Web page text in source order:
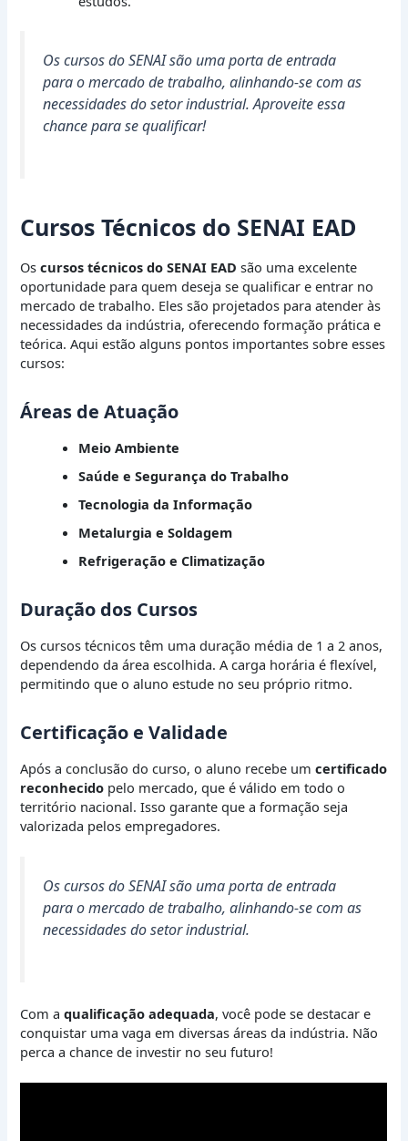
Os cursos do SENAI são uma porta de entrada
para o mercado de trabalho, alinhando-se com as
necessidades do setor industrial. Aproveite essa
chance para se qualificar!
Cursos Técnicos do SENAI EAD
Oscursos técnicos do SENAI EAD são uma excelente
oportunidade para quem deseja se qualificar e entrar no
mercado de trabalho. Eles são projetados para atender às
necessidades da indústria, oferecendo formação prática e
teórica. Aqui estão alguns pontos importantes sobre esses
cursos:
Áreas de Atuação
Meio Ambiente
Saúde e Segurança do Trabalho
Tecnologia da Informação
Metalurgia e Soldagem
Refrigeração e Climatização
Duração dos Cursos
Os cursos técnicos têm uma duração média de 1 a 2 anos,
dependendo da área escolhida. A carga horária é flexível,
permitindo que o aluno estude no seu próprio ritmo.
Certificação e Validade
Após a conclusão do curso, o aluno recebe umcertificado
reconhecido pelo mercado, que é válido em todo o
território nacional. Isso garante que a formação seja
valorizada pelos empregadores.
Os cursos do SENAI são uma porta de entrada
para o mercado de trabalho, alinhando-se com as
necessidades do setor industrial.
Com aqualificação adequada, você pode se destacar e
conquistar uma vaga em diversas áreas da indústria. Não
perca a chance de investir no seu futuro!